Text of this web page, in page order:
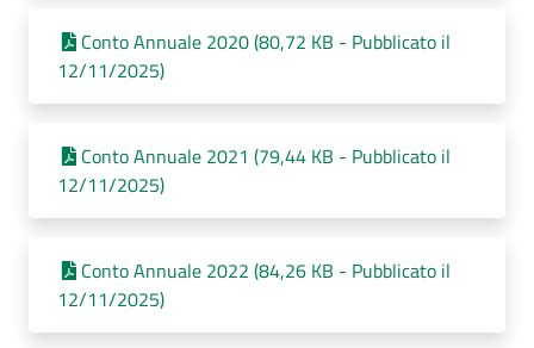
Conto Annuale 2020 (80,72 KB - Pubblicato il
12/11/2025)
Conto Annuale 2021 (79,44 KB - Pubblicato il
12/11/2025)
Conto Annuale 2022 (84,26 KB - Pubblicato il
12/11/2025)